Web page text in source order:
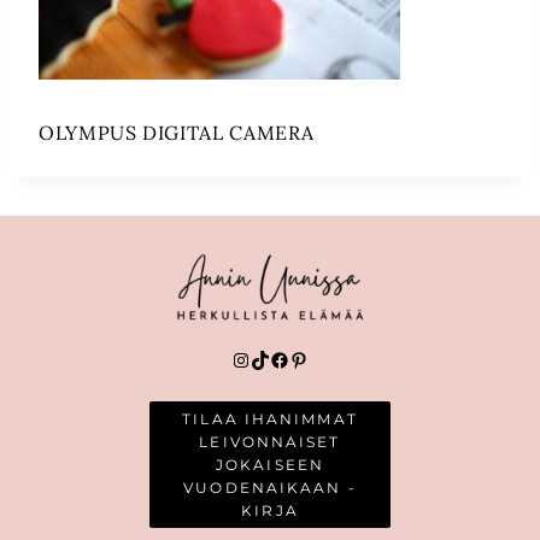
OLYMPUS DIGITAL CAMERA
Instagram
TikTok
Facebook
Pinterest
TILAA IHANIMMAT
LEIVONNAISET
JOKAISEEN
VUODENAIKAAN -
KIRJA